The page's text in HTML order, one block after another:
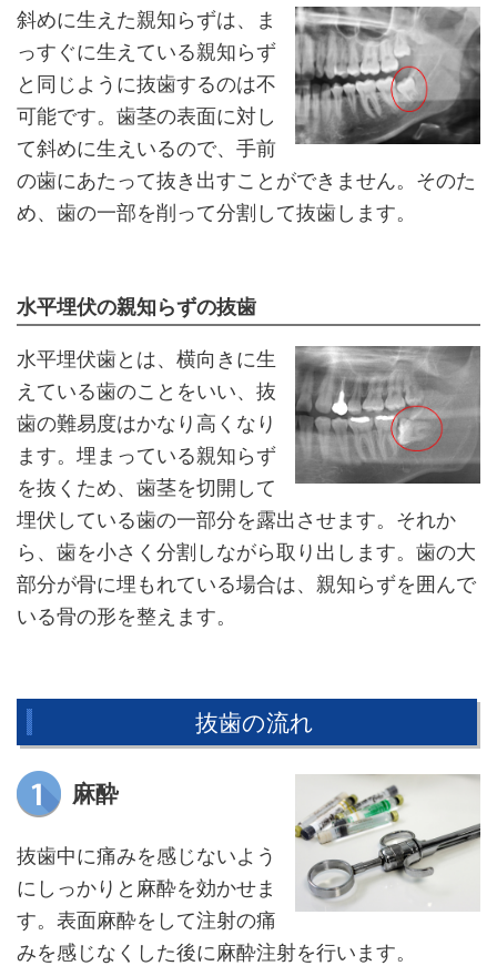
斜めに生えた親知らずは、ま
っすぐに生えている親知らず
と同じように抜歯するのは不
可能です。歯茎の表面に対し
て斜めに生えいるので、手前
の歯にあたって抜き出すことができません。そのた
め、歯の一部を削って分割して抜歯します。
水平埋伏の親知らずの抜歯
水平埋伏歯とは、横向きに生
えている歯のことをいい、抜
歯の難易度はかなり高くなり
ます。埋まっている親知らず
を抜くため、歯茎を切開して
埋伏している歯の一部分を露出させます。それか
ら、歯を小さく分割しながら取り出します。歯の大
部分が骨に埋もれている場合は、親知らずを囲んで
いる骨の形を整えます。
抜歯の流れ
麻酔
抜歯中に痛みを感じないよう
にしっかりと麻酔を効かせま
す。表面麻酔をして注射の痛
みを感じなくした後に麻酔注射を行います。